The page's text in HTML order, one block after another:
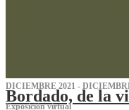
DICIEMBRE 2021 -
Bordado, de la
Exposición virtual‌